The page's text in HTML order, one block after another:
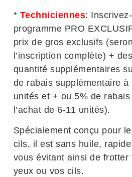
* Techniciennes:
programme PRO
prix de gros exclusifs
l’inscription complète) +
quantité supplémentaires
de rabais supplémentaire à
unités et + ou 5% de
l’achat de 6-11 unités).
Spécialement conçu pour
cils, il est sans huile,
vous évitant ainsi de frotter
yeux ou vos cils.